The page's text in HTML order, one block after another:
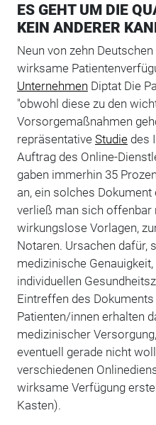
ES GEHT UM DIE
KEIN ANDERER
Neun von zehn
wirksame
Unternehmen Diptat Die
"obwohl diese zu den
Vorsorgemaßnahmen
repräsentative Studiedes
Auftrag des Online-
gaben immerhin 35
an, ein solches Dokument
verließ man sich
wirkungslose Vorlagen,
Notaren. Ursachen dafür,
medizinische
individuellen
Eintreffen des
Patienten/innen erhalten
medizinischer
eventuell gerade nicht
verschiedenen
wirksame Verfügung
Kasten).